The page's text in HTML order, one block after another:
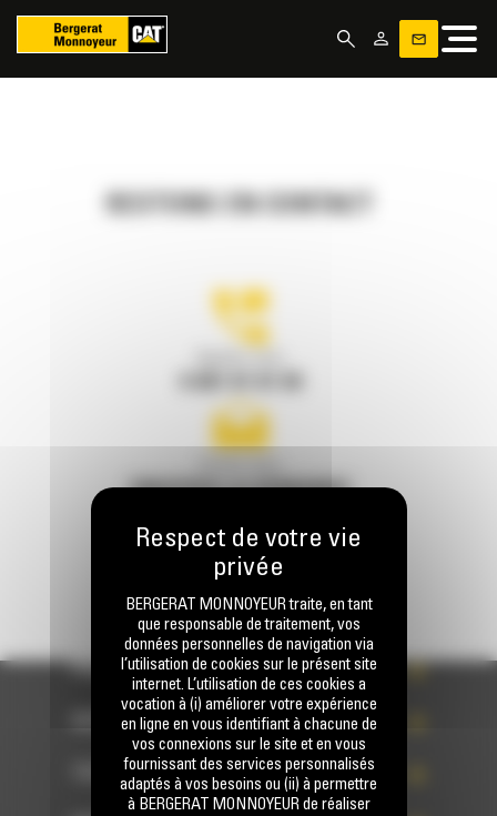
RESTONS EN CONTACT
ENVOYER LA DEMANDE
PRODUITS
SERVICES
TECHNOLOGIES
Panneau de gestion des cookies
BERGERAT MONNOYEUR traite, en tant
que responsable de traitement, vos
données personnelles de navigation via
l’utilisation de cookies sur le présent site
internet. L’utilisation de ces cookies a
vocation à (i) améliorer votre expérience
en ligne en vous identifiant à chacune de
vos connexions sur le site et en vous
fournissant des services personnalisés
adaptés à vos besoins ou (ii) à permettre
à BERGERAT MONNOYEUR de réaliser